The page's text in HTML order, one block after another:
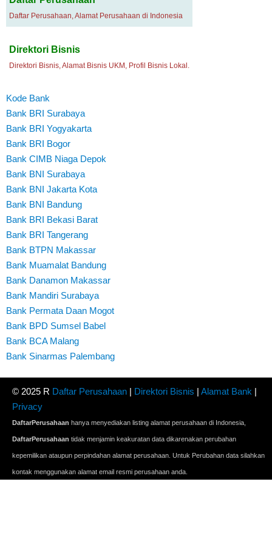
Daftar Perusahaan, Alamat Perusahaan di Indonesia
Direktori Bisnis
Direktori Bisnis, Alamat Bisnis UKM, Profil Bisnis Lokal.
Kode Bank
Bank BRI Surabaya
Bank BRI Yogyakarta
Bank BRI Bogor
Bank CIMB Niaga Depok
Bank BNI Surabaya
Bank BNI Jakarta Kota
Bank BNI Bandung
Bank BRI Bekasi Barat
Bank BRI Tangerang
Bank BTPN Makassar
Bank Muamalat Bandung
Bank Danamon Makassar
Bank Mandiri Surabaya
Bank Permata Daan Mogot
Bank BPD Sumsel Babel
Bank BCA Malang
Bank Sinarmas Palembang
© 2025 R Daftar Perusahaan | Direktori Bisnis | Alamat Bank |
Privacy
DaftarPerusahaan hanya menyediakan listing alamat perusahaan di Indonesia,
DaftarPerusahaan tidak menjamin keakuratan data dikarenakan perubahan
kepemilikan ataupun perpindahan alamat perusahaan. Untuk Perubahan data silahkan
kontak menggunakan alamat email resmi perusahaan anda.